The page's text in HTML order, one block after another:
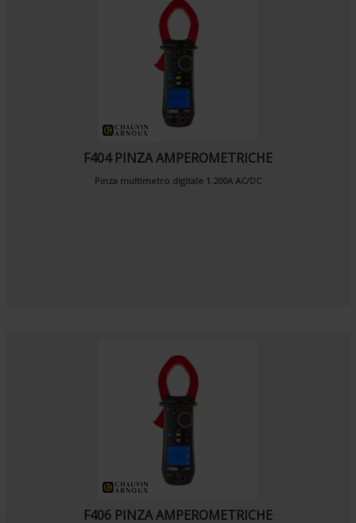
F404 PINZA AMPEROMETRICHE
Pinza multimetro digitale 1.200A AC/DC
F406 PINZA AMPEROMETRICHE